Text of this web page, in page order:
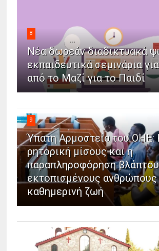
8
Νέα δωρεάν διαδικτυακά
εκπαιδευτικά σεμινάρια
από το Μαζί για το Παιδί
9
Ύπατη Αρμοστεία του ΟΗΕ:
ρητορική μίσους και η
παραπληροφόρηση
εκτοπισμένους ανθρώπους
καθημερινή ζωή